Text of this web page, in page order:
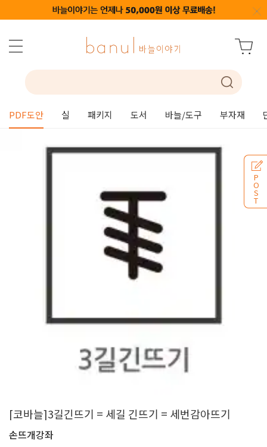
PDF도안 실 패키지 도서 바늘/도구 부자재
P
O
S
T
[코바늘]3길긴뜨기 = 세길 긴뜨기 = 세번감아뜨기
손뜨개강좌